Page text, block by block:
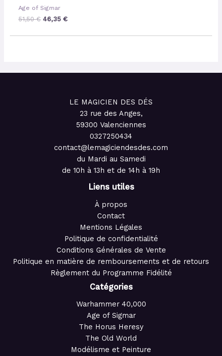
Age of Sigmar
51,50€ 46,35€
LE MAGICIEN DES DÉS
23 rue des Anges,
59300 Valenciennes
0327250434
contact@lemagiciendesdes.com
du Mardi au Samedi
de 10h à 13h et de 14h à 19h
Liens utiles
À propos
Contact
Mentions Légales
Politique de confidentialité
Conditions Générales de Vente
Politique en matière de remboursements et de retours
Règlement du Programme Fidélité
Catégories
Warhammer 40,000
Age of Sigmar
The Horus Heresy
The Old World
Modélisme et Peinture